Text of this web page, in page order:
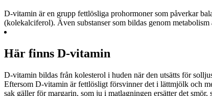
D-vitamin är en grupp fettlösliga prohormoner som påverkar
(kolekalciferol). Även substanser som bildas genom
Här finns D-vitamin
D-vitamin bildas från kolesterol i huden när den utsätts för
Eftersom D-vitamin är fettlösligt försvinner det i lättmjölk och
sak gäller för margarin, som ju i matlagningen ersätter det